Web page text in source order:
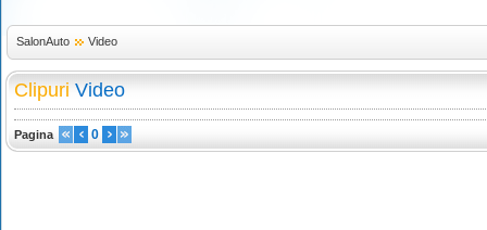
SalonAuto Video
Clipuri Video
Pagina 0